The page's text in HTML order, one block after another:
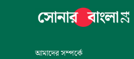
আমাদের সম্পর্কে